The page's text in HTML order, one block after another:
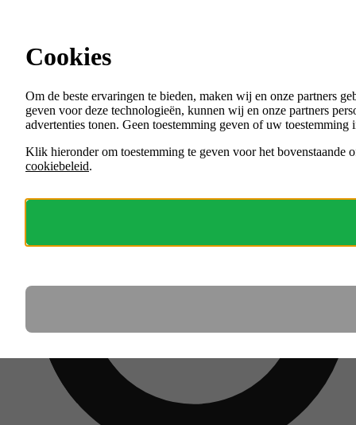
Menu
VACATURES
ORGANISATIES
Cookies
Om de beste ervaringen te bieden, maken wij en onze partners
geven voor deze technologieën, kunnen wij en onze partners
advertenties tonen. Geen toestemming geven of uw
Klik hieronder om toestemming te geven voor het bovenstaande
cookiebeleid.